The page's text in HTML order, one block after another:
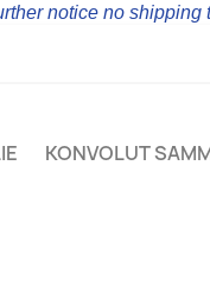
notice no shipping
KONVOLUT